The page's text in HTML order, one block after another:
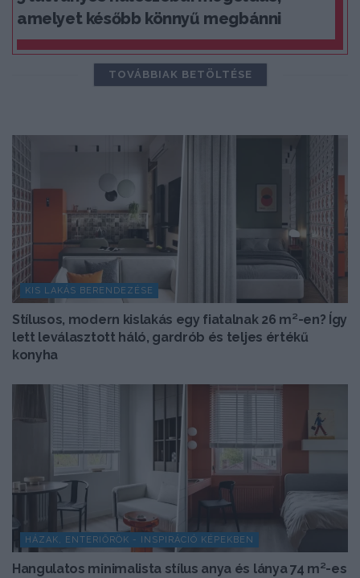
amelyet később könnyű megbánni
TOVÁBBIAK BETÖLTÉSE
KIS LAKÁS BERENDEZÉSE
Stílusos, modern kislakás egy fiatalnak 26 m²-en? Így
lett leválasztott háló, gardrób és teljes értékű
konyha
HÁZAK, ENTERIŐRÖK - INSPIRÁCIÓ KÉPEKBEN
Hangulatos minimalista stílus anya és lánya 74 m²-es